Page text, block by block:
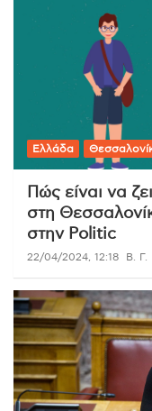
Ελλάδα
Πώς είναι να
στη
στην Politic
22/04/2024, 12:18 Β. Γ.